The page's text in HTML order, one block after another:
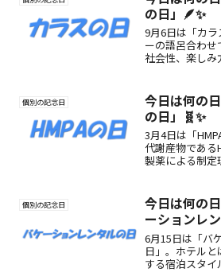
の日」🪶✨
9月6日は「カラ
ーの語呂合わ
社会性、楽しみ
個別の記念日
今日は何の
の日」🧬✨
3月4日は「
代謝産物である
製薬による制
個別の記念日
今日は何の
ーションレ
6月15日は「バ
日」。ホテル
する宿泊スタ